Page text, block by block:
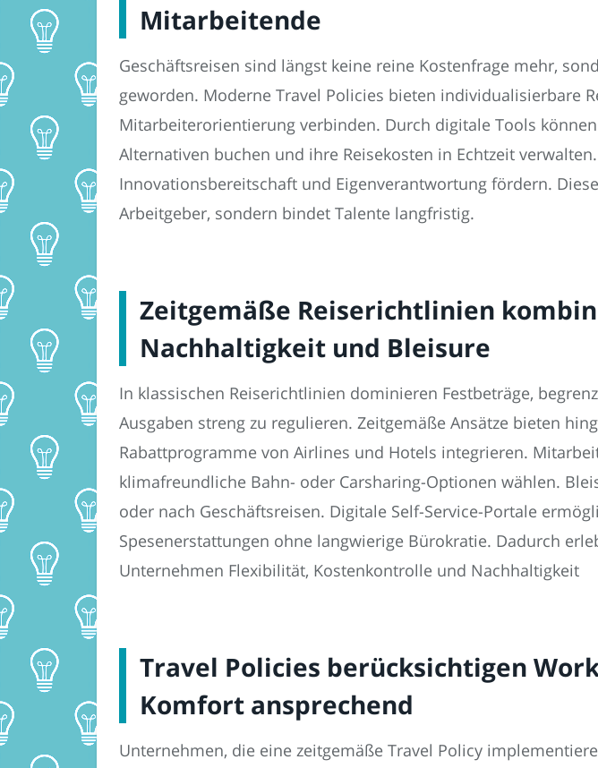
Mitarbeitende
Geschäftsreisen sind längst keine reine Kostenfrage mehr,
geworden. Moderne Travel Policies bieten individualisierbare
Mitarbeiterorientierung verbinden. Durch digitale Tools
Alternativen buchen und ihre Reisekosten in Echtzeit
Innovationsbereitschaft und Eigenverantwortung fördern.
Arbeitgeber, sondern bindet Talente langfristig.
Zeitgemäße Reiserichtlinien
Nachhaltigkeit und Bleisure
In klassischen Reiserichtlinien dominieren Festbeträge,
Ausgaben streng zu regulieren. Zeitgemäße Ansätze bieten
Rabattprogramme von Airlines und Hotels integrieren.
klimafreundliche Bahn- oder Carsharing-Optionen wählen.
oder nach Geschäftsreisen. Digitale Self-Service-Portale
Spesenerstattungen ohne langwierige Bürokratie. Dadurch
Unternehmen Flexibilität, Kostenkontrolle und Nachhaltigkeit
Travel Policies berücksichtigen
Komfort ansprechend
Unternehmen, die eine zeitgemäße Travel Policy